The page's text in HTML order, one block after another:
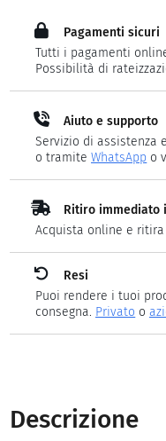
Pagamenti sicuri
Tutti i pagamenti
Possibilità di
Aiuto e supporto
Servizio di assistenza
o tramiteWhatsApp o
Ritiro immediato
Acquista online e
Resi
Puoi rendere i tuoi
consegna. Privato o
Descrizione